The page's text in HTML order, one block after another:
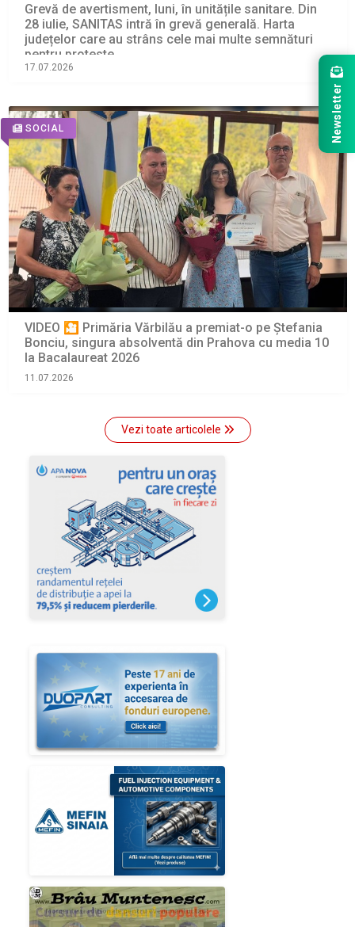
Grevă de avertisment, luni, în unitățile sanitare. Din
28 iulie, SANITAS intră în grevă generală. Harta
județelor care au strâns cele mai multe semnături
pentru proteste
17.07.2026
SOCIAL
VIDEO 🎦 Primăria Vărbilău a premiat-o pe Ștefania
Bonciu, singura absolventă din Prahova cu media 10
la Bacalaureat 2026
11.07.2026
Vezi toate articolele
Newsletter